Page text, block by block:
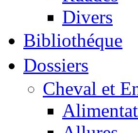
Divers
Bibliothéque
Dossiers
Cheval et